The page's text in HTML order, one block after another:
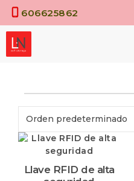
Saltar
contenido
606625862
Llave RFID de alta